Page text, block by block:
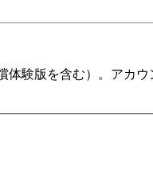
験版を含む）。アカ